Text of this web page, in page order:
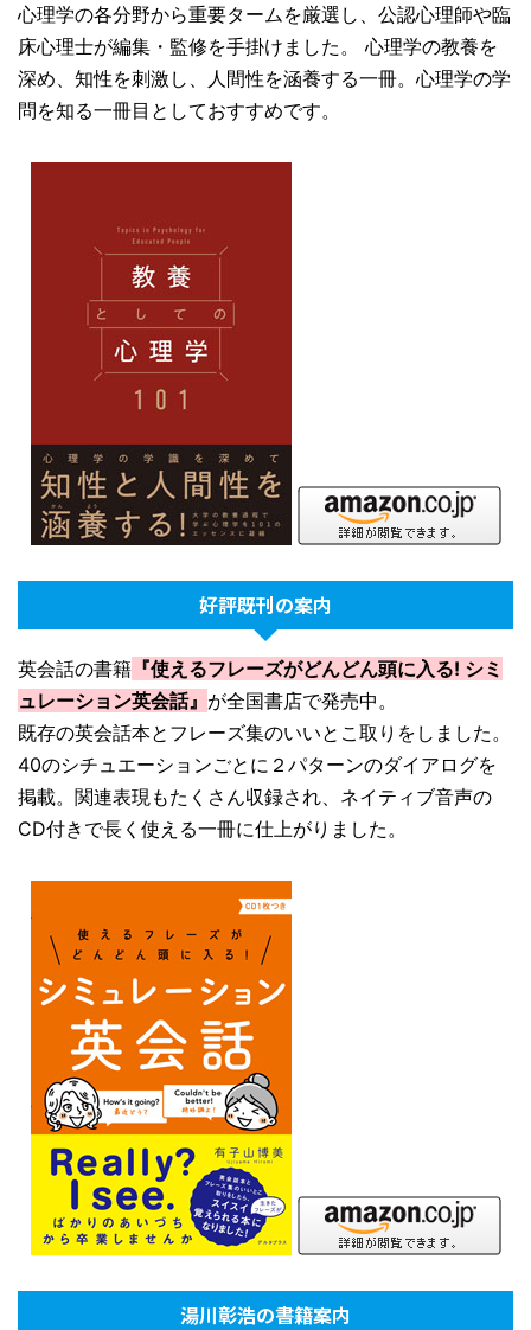
心理学の各分野から重要タームを厳選し、公認心理師や臨
床心理士が編集・監修を手掛けました。 心理学の教養を
深め、知性を刺激し、人間性を涵養する一冊。心理学の学
問を知る一冊目としておすすめです。
好評既刊の案内
英会話の書籍 『使えるフレーズがどんどん頭に入る! シミ
ュレーション英会話』 が全国書店で発売中。
既存の英会話本とフレーズ集のいいとこ取りをしました。
40のシチュエーションごとに２パターンのダイアログを
掲載。関連表現もたくさん収録され、ネイティブ音声の
CD付きで長く使える一冊に仕上がりました。
湯川彰浩の書籍案内